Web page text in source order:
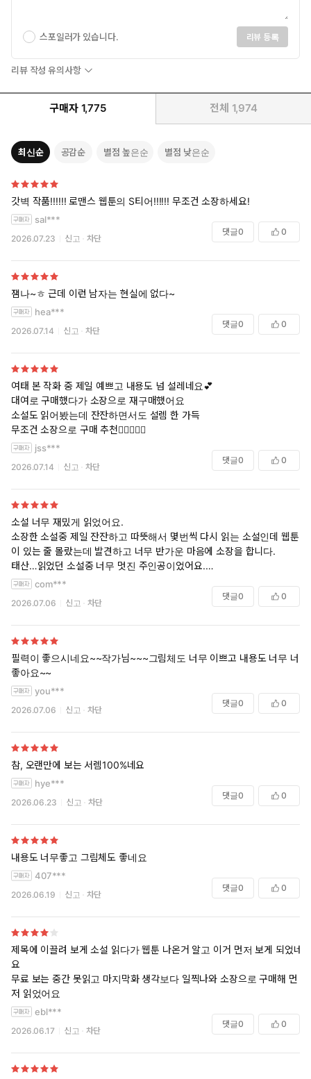
스포일러가 있습니다. 리뷰 등록
리뷰 작성 유의사항
구매자 1,775 전체 1,974
최신순 공감순 별점 높은순 별점 낮은순
갓벽 작품!!!!!! 로맨스 웹툰의 S티어!!!!!! 무조건 소장하세요!
sal***
2026.07.23 신고 차단
댓글0 0
잼나~ㅎ 근데 이런 남자는 현실에 없다~
hea***
2026.07.14 신고 차단
댓글0 0
여태 본 작화 중 제일 예쁘고 내용도 넘 설레네요💕
대여로 구매했다가 소장으로 재구매했어요
소설도 읽어봤는데 잔잔하면서도 설렘 한 가득
무조건 소장으로 구매 추천👍🏻👍🏻😍
jss***
2026.07.14 신고 차단
댓글0 0
소설 너무 재밌게 읽었어요.
소장한 소설중 제일 잔잔하고 따뜻해서 몇번씩 다시 읽는 소설인데 웹툰
이 있는 줄 몰랐는데 발견하고 너무 반가운 마음에 소장을 합니다.
태산…읽었던 소설중 너무 멋진 주인공이었어요.
일편단심, 흔들림 없는 직진! 따뜻함.
웹툰도 재밌게 잘봤어요.
com***
2026.07.06 신고 차단
댓글0 0
필력이 좋으시네요~~작가님~~~그림체도 너무 이쁘고 내용도 너무 너무
좋아요~~
you***
2026.07.06 신고 차단
댓글0 0
참, 오랜만에 보는 서렘100%네요
hye***
2026.06.23 신고 차단
댓글0 0
내용도 너무좋고 그림체도 좋네요
407***
2026.06.19 신고 차단
댓글0 0
제목에 이끌려 보게 소설 읽다가 웹툰 나온거 알고 이거 먼저 보게 되었네
요
무료 보는 중간 못읽고 마지막화 생각보다 일찍나와 소장으로 구매해 먼
저 읽었어요
ebl***
2026.06.17 신고 차단
댓글0 0